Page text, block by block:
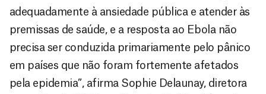
adequadamente à ansiedade pública e atender às
premissas de saúde, e a resposta ao Ebola não
precisa ser conduzida primariamente pelo pânico
em países que não foram fortemente afetados
pela epidemia”, afirma Sophie Delaunay, diretora